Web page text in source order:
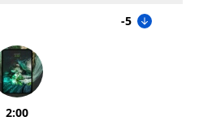
-5
2:00